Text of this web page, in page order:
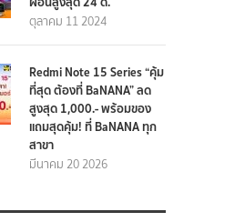
ตุลาคม 11 2024
Redmi Note 15 Series “คุ้ม
ที่สุด ต้องที่ BaNANA” ลด
สูงสุด 1,000.- พร้อมของ
แถมสุดคุ้ม! ที่ BaNANA ทุก
สาขา
มีนาคม 20 2026